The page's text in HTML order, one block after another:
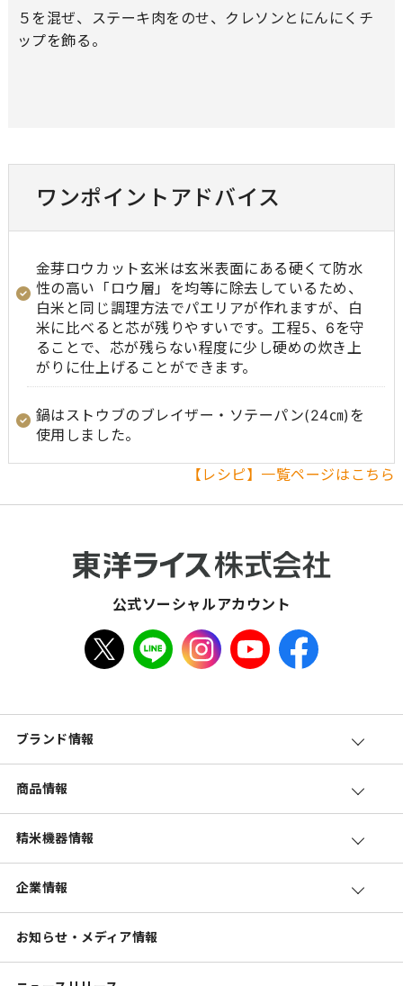
５を混ぜ、ステーキ肉をのせ、クレソンとにんにくチ
ップを飾る。
ワンポイントアドバイス
金芽ロウカット玄米は玄米表面にある硬くて防水
性の高い「ロウ層」を均等に除去しているため、
白米と同じ調理方法でパエリアが作れますが、白
米に比べると芯が残りやすいです。工程5、6を守
ることで、芯が残らない程度に少し硬めの炊き上
がりに仕上げることができます。
鍋はストウブのブレイザー・ソテーパン(24㎝)を
使用しました。
【レシピ】一覧ページはこちら
公式ソーシャルアカウント
ブランド情報
商品情報
精米機器情報
企業情報
お知らせ・メディア情報